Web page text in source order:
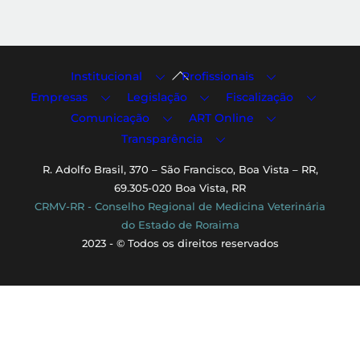
Back
To
Top
Institucional
Profissionais
Empresas
Legislação
Fiscalização
Comunicação
ART Online
Transparência
R. Adolfo Brasil, 370 – São Francisco, Boa Vista – RR,
69.305-020 Boa Vista, RR
CRMV-RR - Conselho Regional de Medicina Veterinária
do Estado de Roraima
2023 - © Todos os direitos reservados